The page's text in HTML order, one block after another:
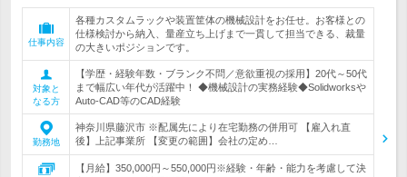
仕事内容
各種カスタムラックや装置筐体の機械設計をお任せ。お客様との
仕様検討から納入、量産立ち上げまで一貫して担当できる、裁量
の大きいポジションです。
対象と
なる方
【学歴・経験年数・ブランク不問／意欲重視の採用】20代～50代
まで幅広い年代が活躍中！ ◆機械設計の実務経験◆Solidworksや
Auto-CAD等のCAD経験
勤務地
神奈川県藤沢市 ※配属先により在宅勤務の併用可 【雇入れ直
後】上記事業所 【変更の範囲】会社の定め…
【月給】350,000円～550,000円※経験・年齢・能力を考慮して決